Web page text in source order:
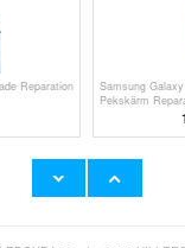
Reparation
Samsung
Pekskärm